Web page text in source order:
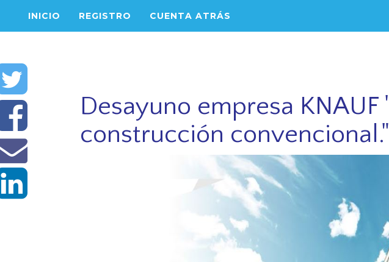
INICIO REGISTRO CUENTA ATRÁS
Desayuno empresa
construcción convencional."